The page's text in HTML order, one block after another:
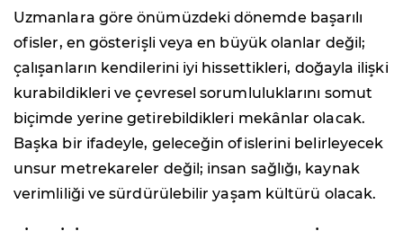
Uzmanlara göre önümüzdeki dönemde başarılı
ofisler, en gösterişli veya en büyük olanlar değil;
çalışanların kendilerini iyi hissettikleri, doğayla ilişki
kurabildikleri ve çevresel sorumluluklarını somut
biçimde yerine getirebildikleri mekânlar olacak.
Başka bir ifadeyle, geleceğin ofislerini belirleyecek
unsur metrekareler değil; insan sağlığı, kaynak
verimliliği ve sürdürülebilir yaşam kültürü olacak.